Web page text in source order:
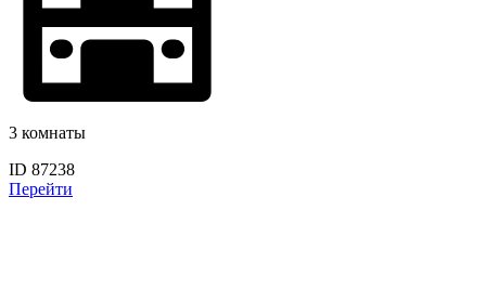
3 комнаты
ID 87238
Перейти